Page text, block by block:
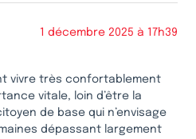
1 décembre 2025 à 17h39
vivre très confortablement
vitale, loin d’être la
de base qui n’envisage
dépassant largement